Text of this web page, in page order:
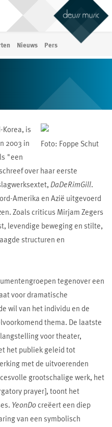
Nieuws Pers
Foto: Foppe Schut
Korea, is
2003 in
"een
over haar eerste
DaDeRimGill.
Amerika en Azië uitgevoerd
Zoals criticus Mirjam Zegers
levendige beweging en stilte,
structuren en
tegenover een
voor dramatische
wil van het individu en de
thema. De laatste
voor theater,
het publiek geleid tot
met de uitvoerenden
grootschalige werk, het
prayer], toont het
YeonDocreëert een diep
van een symbolisch